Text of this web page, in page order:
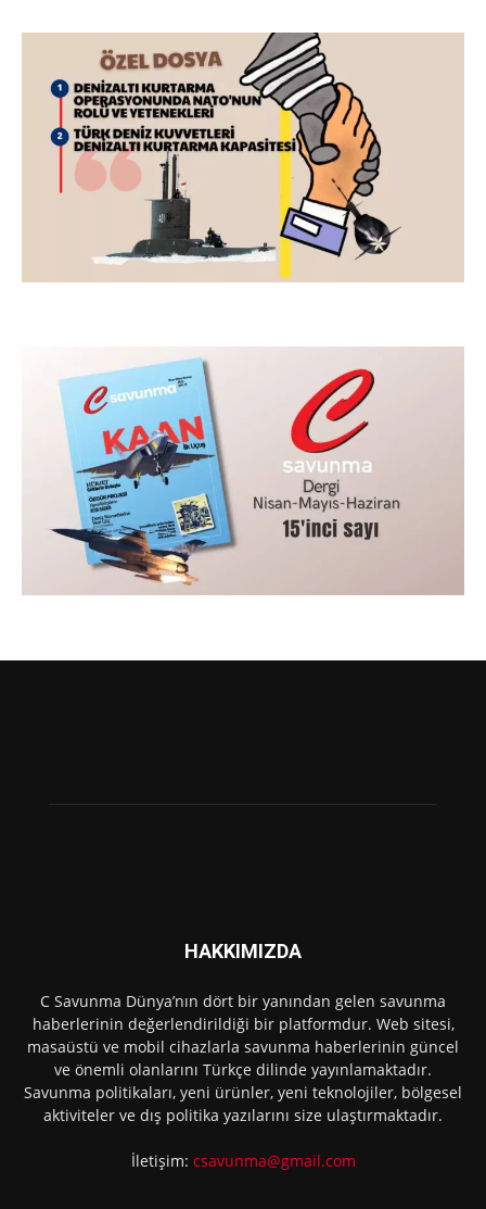
HAKKIMIZDA
C Savunma Dünya’nın dört bir yanından gelen savunma
haberlerinin değerlendirildiği bir platformdur. Web sitesi,
masaüstü ve mobil cihazlarla savunma haberlerinin güncel
ve önemli olanlarını Türkçe dilinde yayınlamaktadır.
Savunma politikaları, yeni ürünler, yeni teknolojiler, bölgesel
aktiviteler ve dış politika yazılarını size ulaştırmaktadır.
İletişim: csavunma@gmail.com